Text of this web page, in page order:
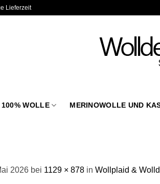
Lieferzeit
100% WOLLE MERINOWOLLE UND
2026 bei 1129 × 878 in Wollplaid &